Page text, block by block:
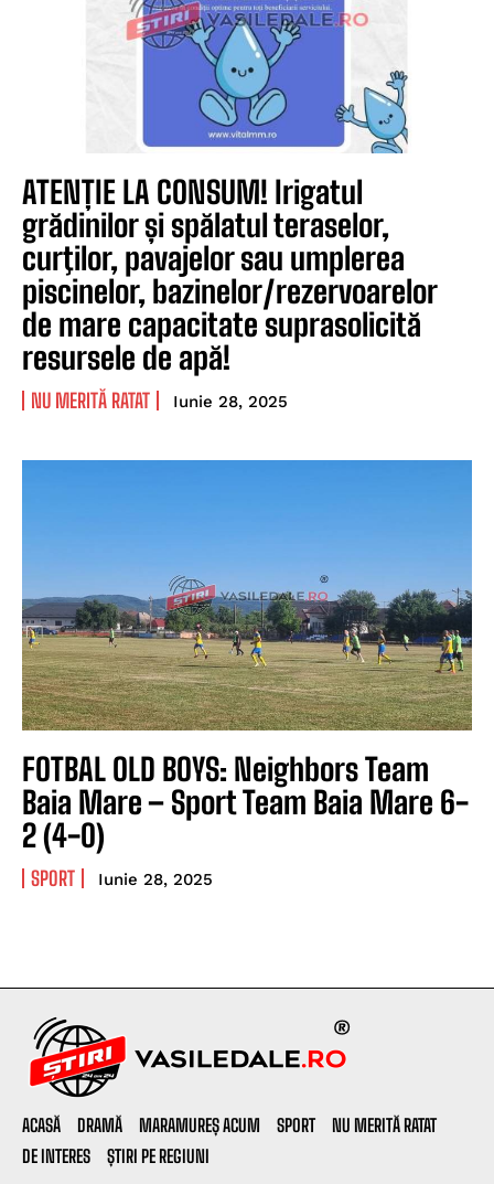
ATENȚIE LA CONSUM! Irigatul
grădinilor și spălatul teraselor,
curţilor, pavajelor sau umplerea
piscinelor, bazinelor/rezervoarelor
de mare capacitate suprasolicită
resursele de apă!
NU MERITĂ RATAT Iunie 28, 2025
FOTBAL OLD BOYS: Neighbors Team
Baia Mare – Sport Team Baia Mare 6-
2 (4-0)
SPORT Iunie 28, 2025
ACASĂ DRAMĂ MARAMUREȘ ACUM SPORT
NU MERITĂ RATAT
DE INTERES
ȘTIRI PE REGIUNI